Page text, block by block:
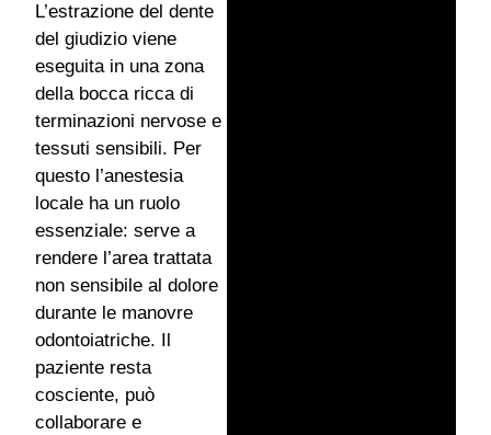
L’estrazione del dente
del giudizio viene
eseguita in una zona
della bocca ricca di
terminazioni nervose e
tessuti sensibili. Per
questo l’anestesia
locale ha un ruolo
essenziale: serve a
rendere l’area trattata
non sensibile al dolore
durante le manovre
odontoiatriche. Il
paziente resta
cosciente, può
collaborare e